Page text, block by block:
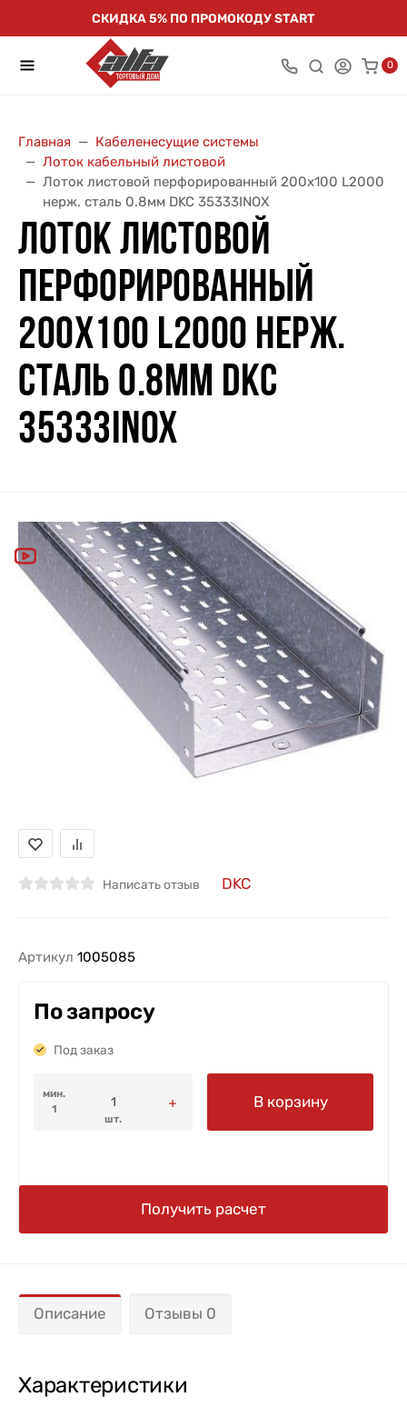
СКИДКА 5% ПО ПРОМОКОДУ START
0
Главная
Кабеленесущие системы
Лоток кабельный листовой
Лоток листовой перфорированный 200х100 L2000
нерж. сталь 0.8мм DKC 35333INOX
ЛОТОК ЛИСТОВОЙ
ПЕРФОРИРОВАННЫЙ
200Х100 L2000 НЕРЖ.
СТАЛЬ 0.8ММ DKC
35333INOX
Написать отзыв DKC
Артикул 1005085
По запросу
Под заказ
мин.
1
шт.
В корзину
Получить расчет
Описание Отзывы 0
Характеристики